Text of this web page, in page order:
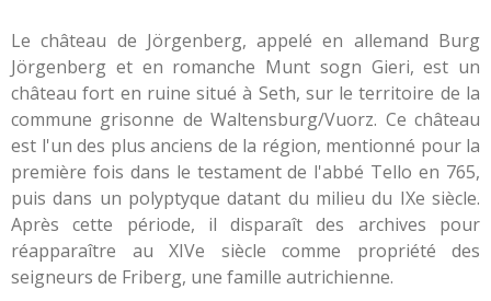
Le château de Jörgenberg, appelé en allemand Burg
Jörgenberg et en romanche Munt sogn Gieri, est un
château fort en ruine situé à Seth, sur le territoire de la
commune grisonne de Waltensburg/Vuorz. Ce château
est l'un des plus anciens de la région, mentionné pour la
première fois dans le testament de l'abbé Tello en 765,
puis dans un polyptyque datant du milieu du IXe siècle.
Après cette période, il disparaît des archives pour
réapparaître au XIVe siècle comme propriété des
seigneurs de Friberg, une famille autrichienne.